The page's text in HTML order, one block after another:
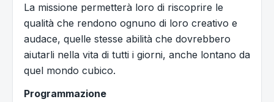
La missione permetterà loro di riscoprire le
qualità che rendono ognuno di loro creativo e
audace, quelle stesse abilità che dovrebbero
aiutarli nella vita di tutti i giorni, anche lontano da
quel mondo cubico.
Programmazione